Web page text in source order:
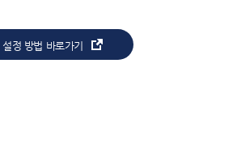
설정 방법 바로가기